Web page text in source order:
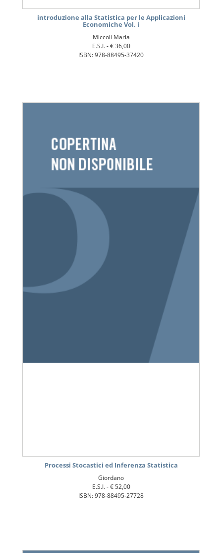
introduzione alla Statistica per le Applicazioni
Economiche Vol. i
Miccoli Maria
E.S.I. -€ 36,00
ISBN: 978-88495-37420
Processi Stocastici ed Inferenza Statistica
Giordano
E.S.I. -€ 52,00
ISBN: 978-88495-27728